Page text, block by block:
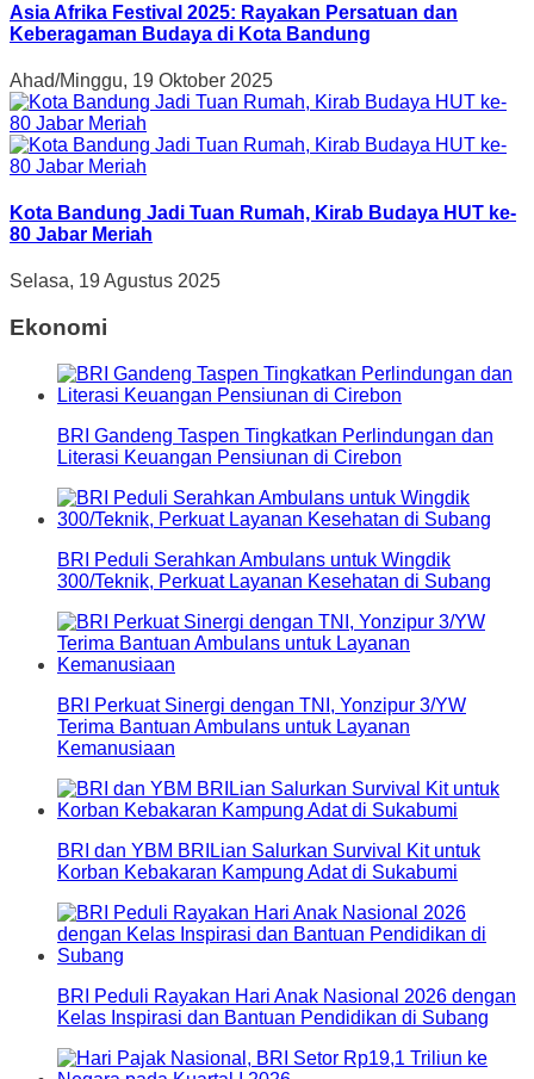
Asia Afrika Festival 2025: Rayakan Persatuan dan
Keberagaman Budaya di Kota Bandung
Ahad/Minggu, 19 Oktober 2025
Kota Bandung Jadi Tuan Rumah, Kirab Budaya HUT ke-
80 Jabar Meriah
Selasa, 19 Agustus 2025
Ekonomi
BRI Gandeng Taspen Tingkatkan Perlindungan dan
Literasi Keuangan Pensiunan di Cirebon
BRI Peduli Serahkan Ambulans untuk Wingdik
300/Teknik, Perkuat Layanan Kesehatan di Subang
BRI Perkuat Sinergi dengan TNI, Yonzipur 3/YW
Terima Bantuan Ambulans untuk Layanan
Kemanusiaan
BRI dan YBM BRILian Salurkan Survival Kit untuk
Korban Kebakaran Kampung Adat di Sukabumi
BRI Peduli Rayakan Hari Anak Nasional 2026 dengan
Kelas Inspirasi dan Bantuan Pendidikan di Subang